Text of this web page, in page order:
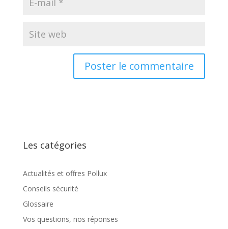
Les catégories
Actualités et offres Pollux
Conseils sécurité
Glossaire
Vos questions, nos réponses